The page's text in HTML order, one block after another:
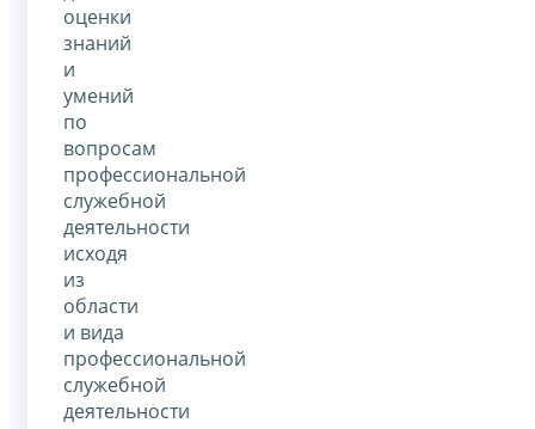
оценки
знаний
и
умений
по
вопросам
профессиональной
служебной
деятельности
исходя
из
области
и вида
профессиональной
служебной
деятельности